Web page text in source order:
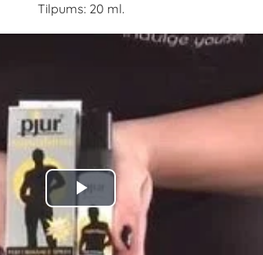
Tilpums: 20 ml.
Play
Video